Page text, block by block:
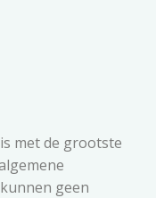
met de grootste
geen